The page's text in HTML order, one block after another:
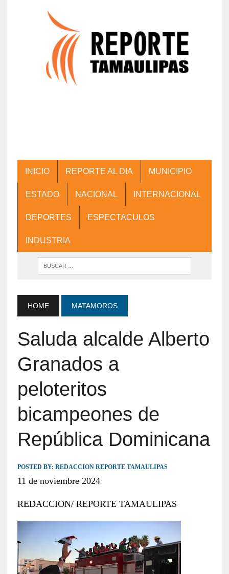
INICIO REPORTE AL DIA MUNICIPIO
ESTADO NACIONAL INTERNACIONAL
DEPORTES ESPECTACULOS
INDUSTRIA
HOME MATAMOROS
Saluda alcalde Alberto
Granados a
peloteritos
bicampeones de
República Dominicana
POSTED BY: REDACCION REPORTE TAMAULIPAS
11 de noviembre 2024
REDACCION/ REPORTE TAMAULIPAS